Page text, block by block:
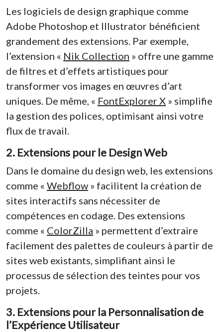
Les logiciels de design graphique comme
Adobe Photoshop et Illustrator bénéficient
grandement des extensions. Par exemple,
l’extension « Nik Collection » offre une gamme
de filtres et d’effets artistiques pour
transformer vos images en œuvres d’art
uniques. De même, « FontExplorer X » simplifie
la gestion des polices, optimisant ainsi votre
flux de travail.
2. Extensions pour le Design Web
Dans le domaine du design web, les extensions
comme « Webflow » facilitent la création de
sites interactifs sans nécessiter de
compétences en codage. Des extensions
comme « ColorZilla » permettent d’extraire
facilement des palettes de couleurs à partir de
sites web existants, simplifiant ainsi le
processus de sélection des teintes pour vos
projets.
3. Extensions pour la Personnalisation de
l’Expérience Utilisateur